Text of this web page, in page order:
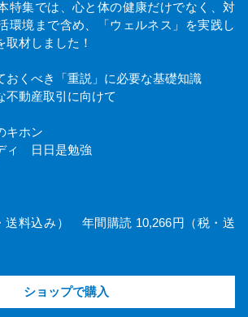
特集では、心と体の健康だけでなく、対
環境まで含め、「ウェルネス」を実践し
材しました！
おくべき「重説」に必要な基礎知識
不動産取引に向けて
キホン
ィ 日日是勉強
送料込み） 年間購読 10,266円（税・送
ショップで購入